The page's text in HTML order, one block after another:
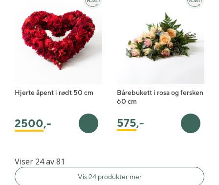
Hjerte åpent i rødt 50 cm
2500,- Legg i handlekurv
Bårebukett i rosa og fersken
60 cm
575,- Legg i
Viser 24 av 81
Vis 24 produkter mer